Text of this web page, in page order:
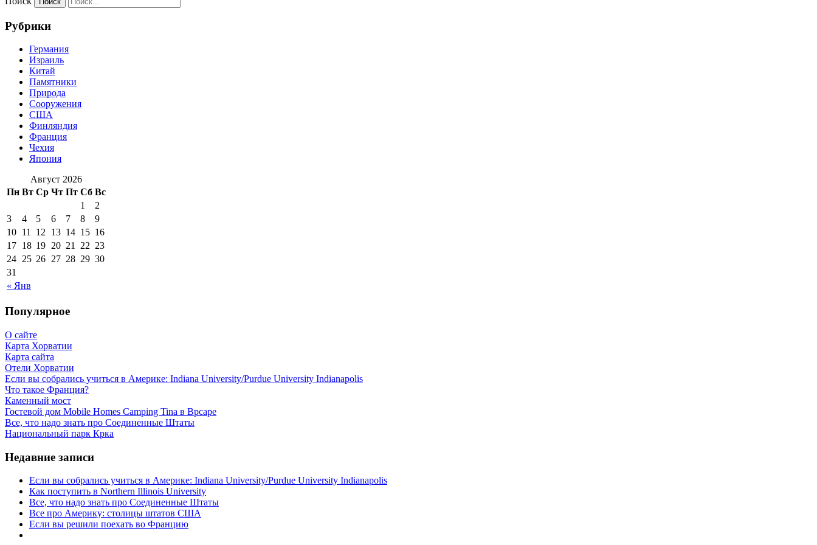
Рубрики
Германия
Израиль
Китай
Памятники
Природа
Сооружения
США
Финляндия
Франция
Чехия
Япония
Август 2026
Пн Вт Ср Чт Пт Сб Вс
« Янв
1
2
3
4 5 6 7 8
9
10 11 12 13 14 15 16
17 18 19 20 21 22 23
24 25 26 27 28 29 30
31
Популярное
О сайте
Карта Хорватии
Карта сайта
Отели Хорватии
Если вы собрались учиться в Америке: Indiana University/Purdue University Indianapolis
Что такое Франция?
Каменный мост
Гостевой дом Mobile Homes Camping Tina в Врсаре
Все, что надо знать про Соединенные Штаты
Национальный парк Крка
Недавние записи
Если вы собрались учиться в Америке: Indiana University/Purdue University Indianapolis
Как поступить в Northern Illinois University
Все, что надо знать про Соединенные Штаты
Все про Америку: столицы штатов США
Если вы решили поехать во Францию